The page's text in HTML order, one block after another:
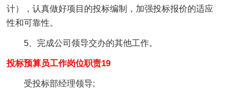
计），认真做好项目的投标编制，加强投标报价的适应
性和可靠性。
5、完成公司领导交办的其他工作。
投标预算员工作岗位职责19
受投标部经理领导;